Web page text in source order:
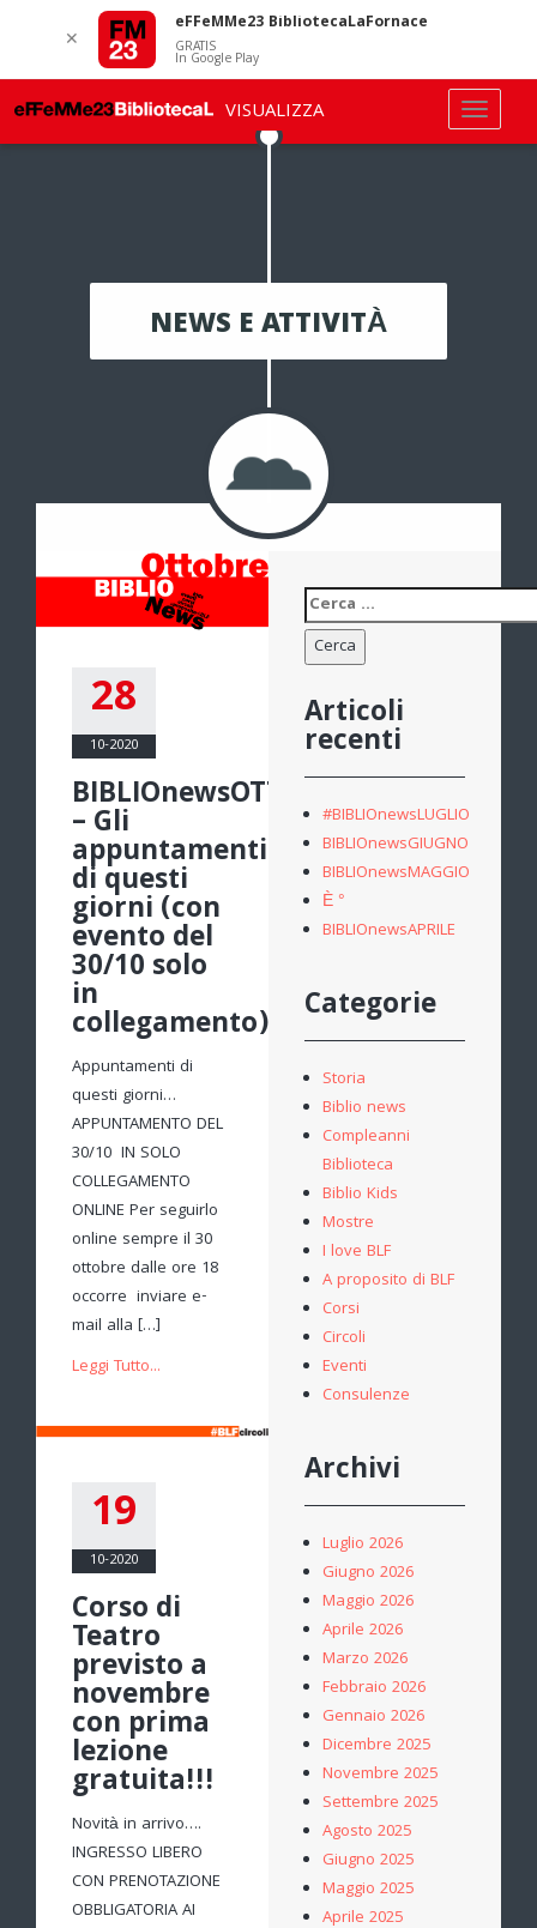
NEWS E ATTIVITÀ
28
10-2020
BIBLIOnewsOTTOBRE
– Gli
appuntamenti
di questi
giorni (con
evento del
30/10 solo
in
collegamento)
Appuntamenti di
questi giorni…
APPUNTAMENTO DEL
30/10 IN SOLO
COLLEGAMENTO
ONLINE Per seguirlo
online sempre il 30
ottobre dalle ore 18
occorre inviare e-
mail alla […]
Leggi Tutto...
19
10-2020
Corso di
Teatro
previsto a
novembre
con prima
lezione
gratuita!!!
Novità in arrivo….
INGRESSO LIBERO
CON PRENOTAZIONE
OBBLIGATORIA AI
Ricerca
per:
Articoli
recenti
#BIBLIOnewsLUGLIO
BIBLIOnewsGIUGNO
BIBLIOnewsMAGGIO
È °
BIBLIOnewsAPRILE
Categorie
Storia
Biblio news
Compleanni
Biblioteca
Biblio Kids
Mostre
I love BLF
A proposito di BLF
Corsi
Circoli
Eventi
Consulenze
Archivi
Luglio 2026
Giugno 2026
Maggio 2026
Aprile 2026
Marzo 2026
Febbraio 2026
Gennaio 2026
Dicembre 2025
Novembre 2025
Settembre 2025
Agosto 2025
Giugno 2025
Maggio 2025
Aprile 2025
✕
eFFeMMe23 BibliotecaLaFornace
GRATIS
In Google Play
VISUALIZZA